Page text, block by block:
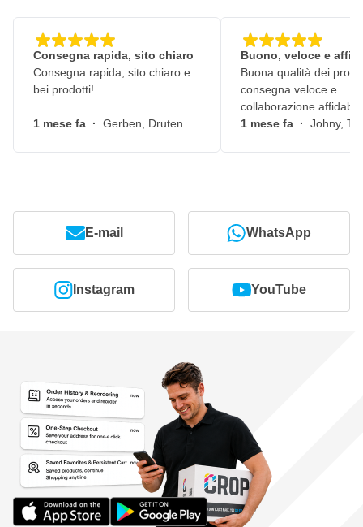
Consegna rapida, sito chiaro
Consegna rapida, sito chiaro e
bei prodotti!
1 mese fa · Gerben, Druten
Buono, veloce e
Buona qualità dei
consegna veloce e
collaborazione
1 mese fa · Johny,
E-mail WhatsApp
Instagram YouTube